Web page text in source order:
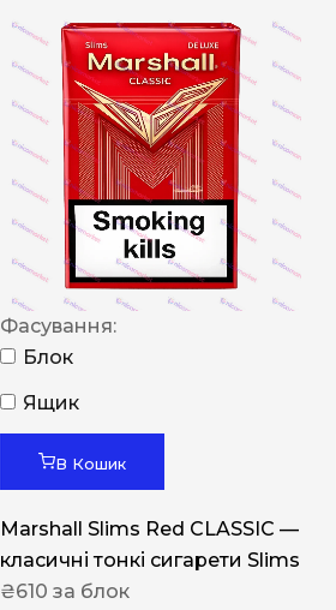
Focus
De Santis
MONUS
NERO
NERO
Гуцульскі
Italian Blend 821
Arizona
Cigaronne
Фасування:
Блок
Ящик
В Кошик
Marshall Slims Red CLASSIC —
класичні тонкі сигарети Slims
₴610 за блок